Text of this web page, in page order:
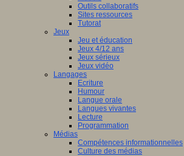
Outils collaboratifs
Sites ressources
Tutorat
Jeux
Jeu et éducation
Jeux 4/12 ans
Jeux sérieux
Jeux vidéo
Langages
Ecriture
Humour
Langue orale
Langues vivantes
Lecture
Programmation
Médias
Compétences informationnelles
Culture des médias